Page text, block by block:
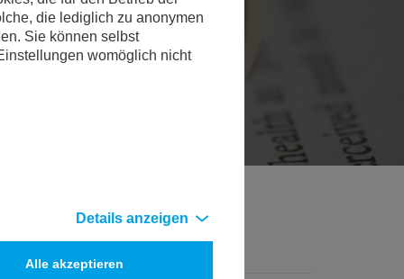
die lediglich zu anonymen
Sie können selbst
womöglich nicht
Details anzeigen
Alle akzeptieren